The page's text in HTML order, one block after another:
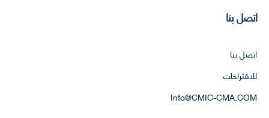
س
ر
ئ
اتصل بنا
اتصل بنا
للاقتراحات
Info@CMIC-CMA.COM